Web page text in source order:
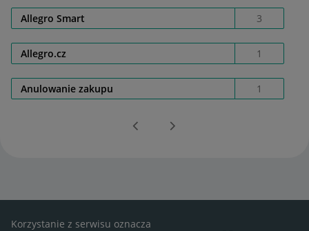
Allegro Smart 3
Allegro.cz 1
Anulowanie zakupu 1
Korzystanie z serwisu oznacza